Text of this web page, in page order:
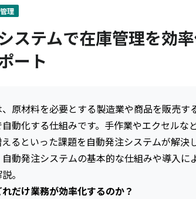
理
ステムで在庫管理を効
ート
原材料を必要とする製造業や商品を販売
動化する仕組みです。手作業やエクセルな
るといった課題を自動発注システムが解決
動発注システムの基本的な仕組みや導入
。
だけ業務が効率化するのか？